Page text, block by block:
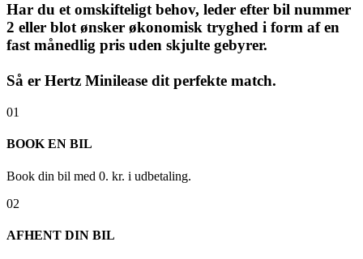
Har du et omskifteligt behov, leder efter bil nummer
2 eller blot ønsker økonomisk tryghed i form af en
fast månedlig pris uden skjulte gebyrer.
Så er Hertz Minilease dit perfekte match.
01
BOOK EN BIL
Book din bil med 0. kr. i udbetaling.
02
AFHENT DIN BIL